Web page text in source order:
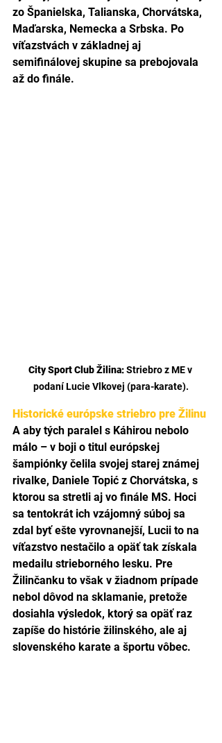
zo Španielska, Talianska, Chorvátska,
Maďarska, Nemecka a Srbska. Po
víťazstvách v základnej aj
semifinálovej skupine sa prebojovala
až do finále.
City Sport Club Žilina: Striebro z ME v
podaní Lucie Vlkovej (para-karate).
Historické európske striebro pre Žilinu
A aby tých paralel s Káhirou nebolo
málo – v boji o titul európskej
šampiónky čelila svojej starej známej
rivalke, Daniele Topić z Chorvátska, s
ktorou sa stretli aj vo finále MS. Hoci
sa tentokrát ich vzájomný súboj sa
zdal byť ešte vyrovnanejší, Lucii to na
víťazstvo nestačilo a opäť tak získala
medailu strieborného lesku. Pre
Žilinčanku to však v žiadnom prípade
nebol dôvod na sklamanie, pretože
dosiahla výsledok, ktorý sa opäť raz
zapíše do histórie žilinského, ale aj
slovenského karate a športu vôbec.